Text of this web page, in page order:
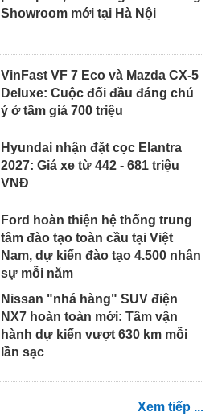
Showroom mới tại Hà Nội
VinFast VF 7 Eco và Mazda CX-5
Deluxe: Cuộc đối đầu đáng chú
ý ở tầm giá 700 triệu
Hyundai nhận đặt cọc Elantra
2027: Giá xe từ 442 - 681 triệu
VNĐ
Ford hoàn thiện hệ thống trung
tâm đào tạo toàn cầu tại Việt
Nam, dự kiến đào tạo 4.500 nhân
sự mỗi năm
Nissan "nhá hàng" SUV điện
NX7 hoàn toàn mới: Tầm vận
hành dự kiến vượt 630 km mỗi
lần sạc
Xem tiếp ...